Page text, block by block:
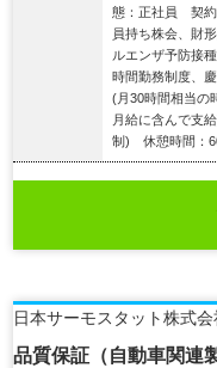
態：正社員 契約
員持ち株会、財
ルエンザ予防接
時間勤務制度、
(月30時間相当の
月給に含んで支
制) 休憩時間：
日本サーモスタット株式会
品質保証（自動車関